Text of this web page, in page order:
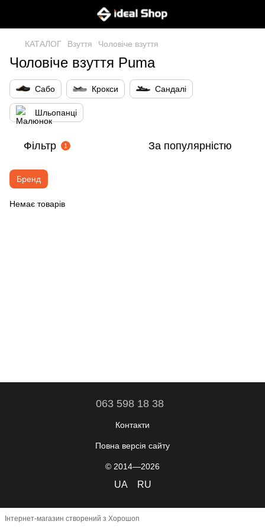
КАТАЛОГ Взуття Чоловіче взуття
Чоловіче взуття Puma
Сабо Крокси Сандалі
Шльопанці
Фільтр 1 За популярністю
Бренд
Немає товарів
063 598 18 38
Контакти
Повна версія сайту
© 2014—2026
UA RU
Інтернет-магазин створений з Хорошоп